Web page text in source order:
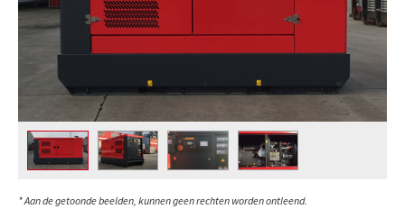
* Aan de getoonde beelden, kunnen geen rechten worden ontleend.